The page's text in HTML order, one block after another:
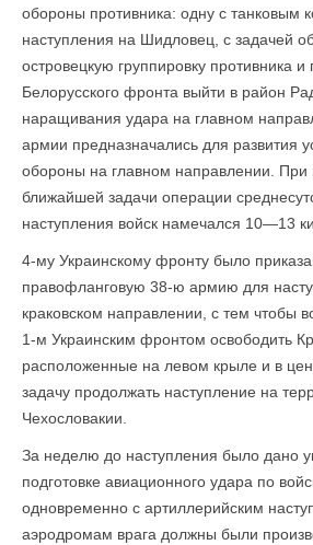
обороны противника: одну с танковым
наступления на Шидловец, с задачей
островецкую группировку противника
Белорусского фронта выйти в район
наращивания удара на главном
армии предназначались для развития
обороны на главном направлении. При
ближайшей задачи операции
наступления войск намечался 10—13
4-му Украинскому фронту было
правофланговую 38-ю армию для
краковском направлении, с тем чтобы
1-м Украинским фронтом освободить
расположенные на левом крыле и в
задачу продолжать наступление на
Чехословакии.
За неделю до наступления было дано
подготовке авиационного удара по
одновременно с артиллерийским
аэродромам врага должны были